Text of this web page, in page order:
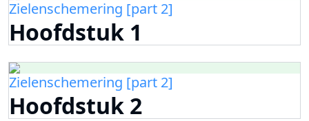
Zielenschemering [part 2]
Hoofdstuk 1
Zielenschemering [part 2]
Hoofdstuk 2